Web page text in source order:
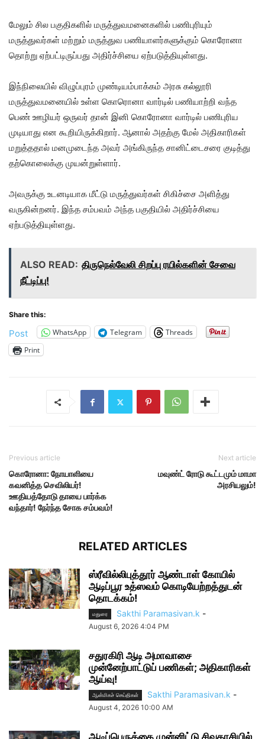
மேலும் சில பகுதிகளில் மருத்துவமனைகளில் பணிபுரியும்
மருத்துவர்கள் மற்றும் மருத்துவ பணியாளர்களுக்கும் கொரோனா
தொற்று ஏற்பட்டிருப்பது அதிர்ச்சியை ஏற்படுத்தியுள்ளது.
இந்நிலையில் விழுப்புரம் முண்டியம்பாக்கம் அரசு கல்லூரி
மருத்துவமனையில் உள்ள கொரொனா வார்டில் பணியாற்றி வந்த
பெண் ஊழியர் ஒருவர் தான் இனி கொரோனா வார்டில் பணிபுரிய
முடியாது என கூறியிருக்கிறார். ஆனால் அதற்கு மேல் அதிகாரிகள்
மறுத்ததால் மனமுடைந்த அவர் அங்கிருந்த சானிட்டைசரை குடித்து
தற்கொலைக்கு முயன்றுள்ளார்.
அவருக்கு உடனடியாக மீட்டு மருத்துவர்கள் சிகிச்சை அளித்து
வருகின்றனர். இந்த சம்பவம் அந்த பகுதியில் அதிர்ச்சியை
ஏற்படுத்தியுள்ளது.
ALSO READ: திருநெல்வேலி சிறப்பு ரயில்களின் சேவை
நீட்டிப்பு!
Share this:
Post WhatsApp Telegram
Threads
Print
Previous article
கொரோனா: நோயாளியை
கவனித்த செவிலியர்!
ஊதியத்தோடு தாயை பார்க்க
வந்தார்! நேர்ந்த சோக சம்பவம்!
Next article
மவுண்ட் ரோடு கூட்டமும் மாமா
அரசியலும்!
RELATED ARTICLES
ஸ்ரீவில்லிபுத்தூர் ஆண்டாள் கோயில்
ஆடிப்பூர உத்ஸவம் கொடியேற்றத்துடன்
தொடக்கம்!
மதுரை Sakthi Paramasivan.k -
August 6, 2026 4:04 PM
சதுரகிரி ஆடி அமாவாசை
முன்னேற்பாட்டுப் பணிகள்; அதிகாரிகள்
ஆய்வு!
ஆன்மிகச் செய்திகள் Sakthi Paramasivan.k -
August 4, 2026 10:00 AM